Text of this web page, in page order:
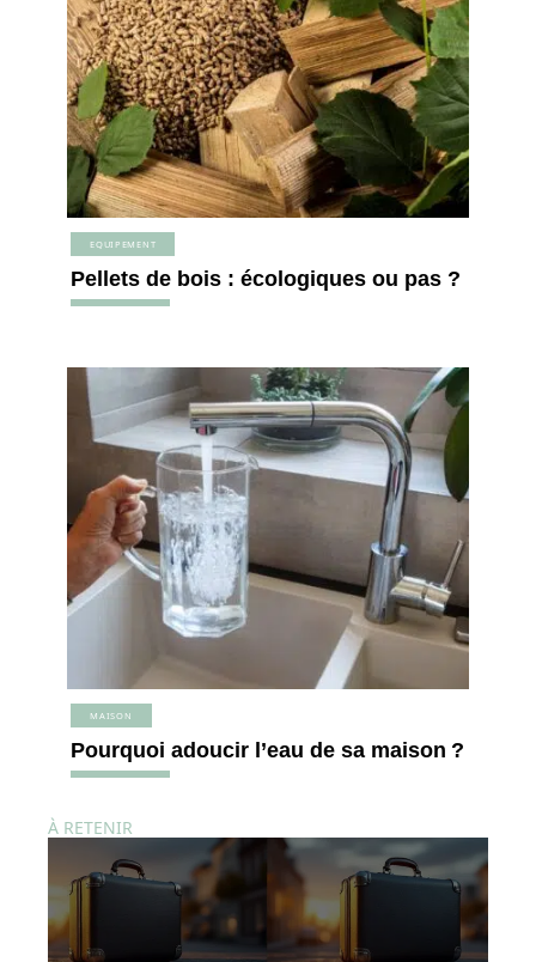
EQUIPEMENT
Pellets de bois : écologiques ou pas ?
MAISON
Pourquoi adoucir l’eau de sa maison ?
À RETENIR